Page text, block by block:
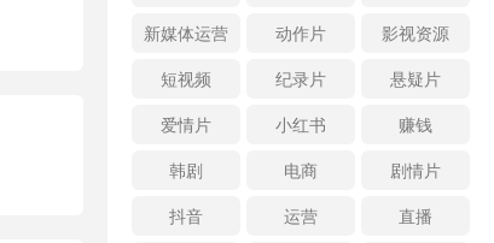
新媒体运营
动作片
影视资源
短视频
纪录片
悬疑片
爱情片
小红书
赚钱
韩剧
电商
剧情片
抖音
运营
直播